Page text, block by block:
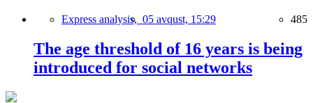
Express analysis, 05 avqust, 15:29 485
The age threshold of 16 years is being
introduced for social networks